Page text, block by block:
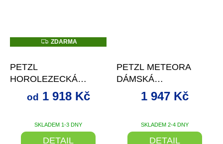
Z
D
A
ZDARMA
PETZL
HOROLEZECKÁ
PŘILBA PETZL
METEOR BARVA
VELIKOST S/M+
SLEVA SE SLEVOVÝM
SKLADEM 1-3 DNY
od 1 918 Kč
DETAIL
PETZL METEORA
DÁMSKÁ
HOROLEZECKÁ
PŘILBA
Průměrné
hodnocení
SKLADEM 2-4 DNY
1 947 Kč
DETAIL